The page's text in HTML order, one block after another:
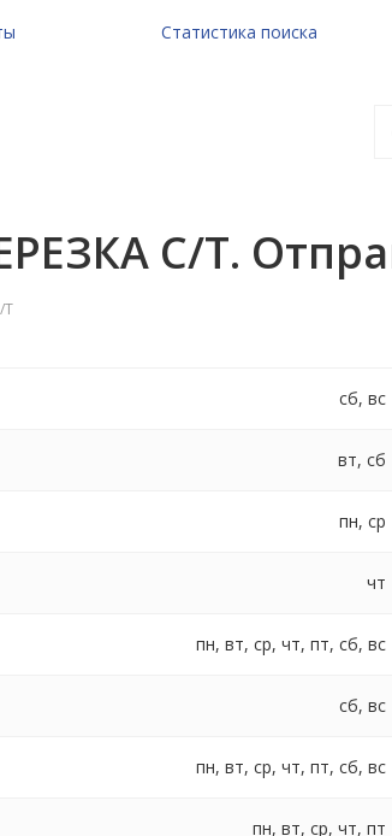
Статистика поиска
С/Т.
Т
сб, вс
вт, сб
пн, ср
чт
пн, вт, ср, чт, пт, сб, вс
сб, вс
пн, вт, ср, чт, пт, сб, вс
пн, вт, ср, чт, пт